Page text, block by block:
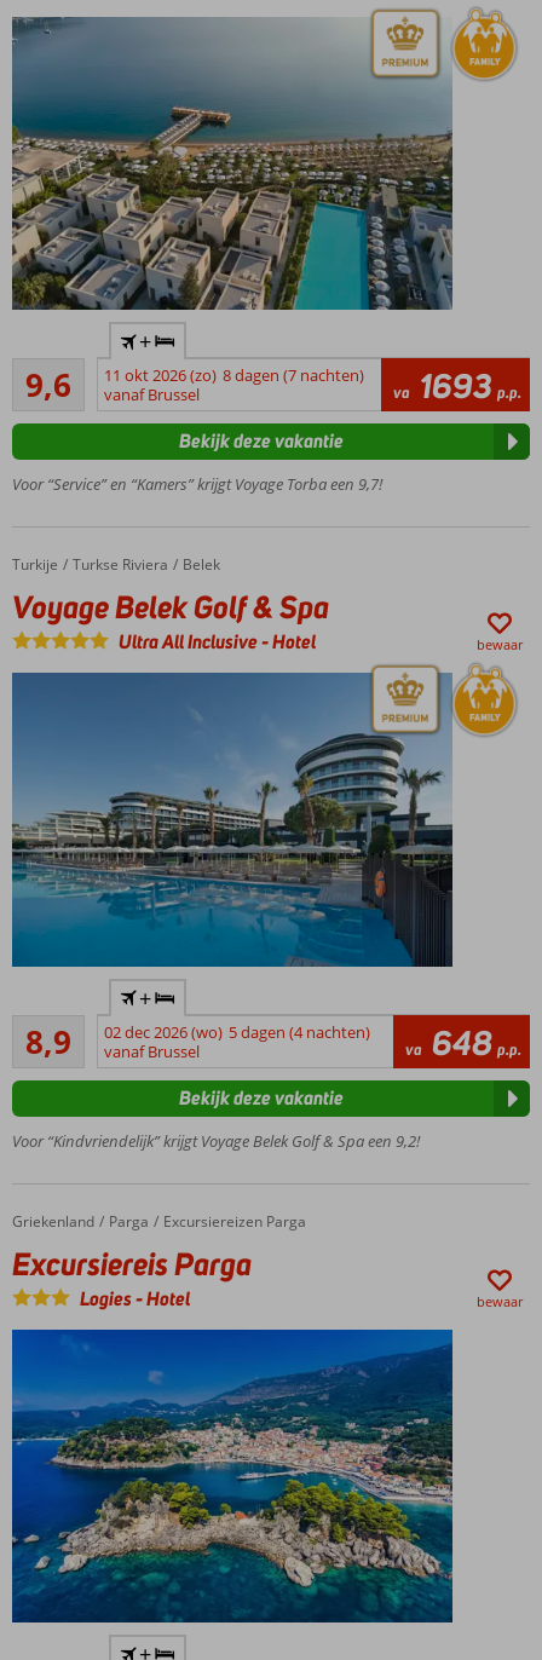
Vakantieparadijs
van Voyage
keten
Luxe en
verzorgde
24/7
Inclusive
Hotel of
the year
award
9,6
Uitmuntend
26
beoordelingen
+
11 okt 2026 (zo) 8 dagen (7 nachten)
vanaf Brussel
va 1693 p.p.
Voor “Service” en “Kamers” krijgt Voyage Torba een 9,7!
Bekijk deze vakantie
Home
Turkije Turkse Riviera Belek
Voyage Belek Golf & Spa
Voyage Belek Golf & Spa
Ultra All Inclusive-Hotel bewaar
the year
award
Aquapark
restaurants
Mooie
kamers
Volledig
gerenoveerd
in 2019
8,9Aanrader
24
beoordelingen
+
02 dec 2026 (wo) 5 dagen (4 nachten)
vanaf Brussel
va 648 p.p.
Voor “Kindvriendelijk” krijgt Voyage Belek Golf & Spa een 9,2!
Bekijk deze vakantie
Home
Griekenland Parga Excursiereizen Parga
Excursiereis Parga
Excursiereis Parga
Logies-Hotel bewaar
+